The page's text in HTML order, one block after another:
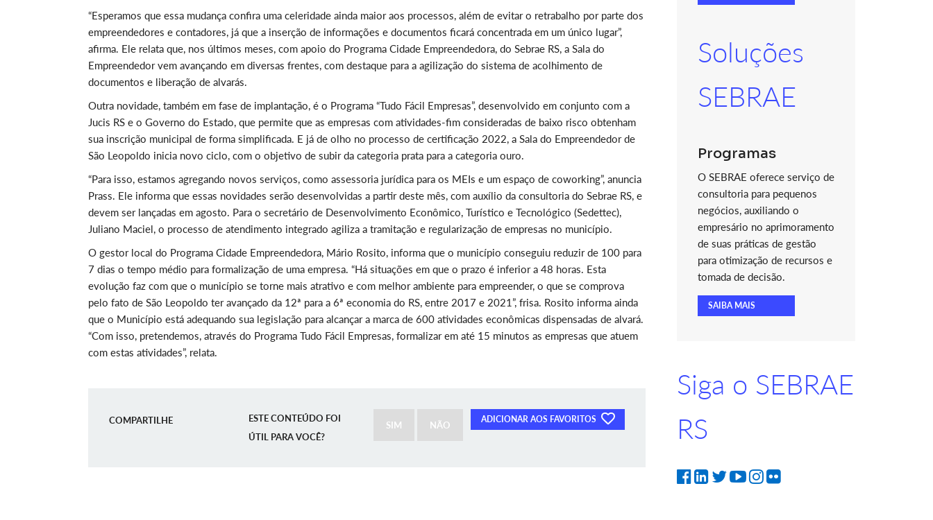
“Esperamos que essa mudança confira uma celeridade ainda maior aos processos, além de evitar o retrabalho por parte dos
empreendedores e contadores, já que a inserção de informações e documentos ficará concentrada em um único lugar”,
afirma. Ele relata que, nos últimos meses, com apoio do Programa Cidade Empreendedora, do Sebrae RS, a Sala do
Empreendedor vem avançando em diversas frentes, com destaque para a agilização do sistema de acolhimento de
documentos e liberação de alvarás.
Outra novidade, também em fase de implantação, é o Programa “Tudo Fácil Empresas”, desenvolvido em conjunto com a
Jucis RS e o Governo do Estado, que permite que as empresas com atividades-fim consideradas de baixo risco obtenham
sua inscrição municipal de forma simplificada. E já de olho no processo de certificação 2022, a Sala do Empreendedor de
São Leopoldo inicia novo ciclo, com o objetivo de subir da categoria prata para a categoria ouro.
“Para isso, estamos agregando novos serviços, como assessoria jurídica para os MEIs e um espaço de coworking”, anuncia
Prass. Ele informa que essas novidades serão desenvolvidas a partir deste mês, com auxílio da consultoria do Sebrae RS, e
devem ser lançadas em agosto. Para o secretário de Desenvolvimento Econômico, Turístico e Tecnológico (Sedettec),
Juliano Maciel, o processo de atendimento integrado agiliza a tramitação e regularização de empresas no município.
O gestor local do Programa Cidade Empreendedora, Mário Rosito, informa que o município conseguiu reduzir de 100 para
7 dias o tempo médio para formalização de uma empresa. “Há situações em que o prazo é inferior a 48 horas. Esta
evolução faz com que o município se torne mais atrativo e com melhor ambiente para empreender, o que se comprova
pelo fato de São Leopoldo ter avançado da 12ª para a 6ª economia do RS, entre 2017 e 2021”, frisa. Rosito informa ainda
que o Município está adequando sua legislação para alcançar a marca de 600 atividades econômicas dispensadas de alvará.
“Com isso, pretendemos, através do Programa Tudo Fácil Empresas, formalizar em até 15 minutos as empresas que atuem
com estas atividades”, relata.
COMPARTILHE ADICIONAR AOS FAVORITOS
ESTE CONTEÚDO FOI
ÚTIL PARA VOCÊ?
SIM NÃO
Soluções
SEBRAE
Programas
O SEBRAE oferece serviço de
consultoria para pequenos
negócios, auxiliando o
empresário no aprimoramento
de suas práticas de gestão
para otimização de recursos e
tomada de decisão.
SAIBA MAIS
Siga o SEBRAE
RS